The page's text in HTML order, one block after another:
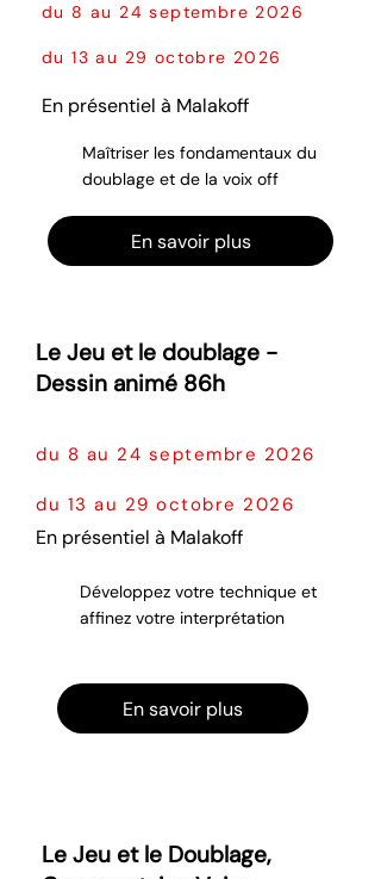
du 8 au 24 septembre 2026
du 13 au 29 octobre 2026
En présentiel à Malakoff
Maîtriser les fondamentaux du
doublage et de la voix off
En savoir plus
Le Jeu et le doublage -
Dessin animé 86h
du 8 au 24 septembre 2026
du 13 au 29 octobre 2026
En présentiel à Malakoff
Développez votre technique et
affinez votre interprétation
En savoir plus
Le Jeu et le Doublage,